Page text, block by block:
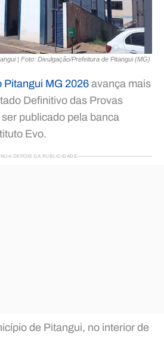
| Foto: Divulgação/Prefeitura de Pitangui (MG)
Pitangui MG 2026 avança mais
Definitivo das Provas
publicado pela banca
Evo.
DEPOIS DA PUBLICIDADE
de Pitangui, no interior de